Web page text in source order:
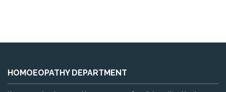
HOMOEOPATHY DEPARTMENT